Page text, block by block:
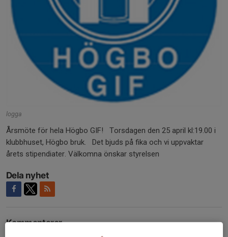
logga
Årsmöte för hela Högbo GIF! Torsdagen den 25 april kl:19.00 i
klubbhuset, Högbo bruk. Det bjuds på fika och vi uppvaktar
årets stipendiater. Välkomna önskar styrelsen
Dela nyhet
Kommentarer